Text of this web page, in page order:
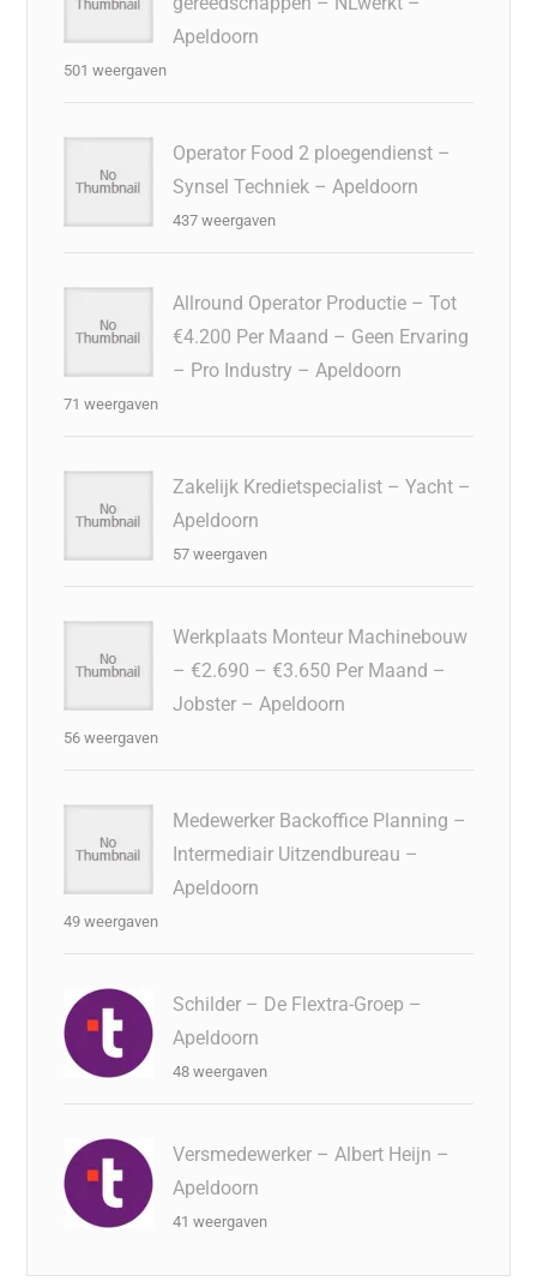
Apeldoorn
501 weergaven
Operator Food 2 ploegendienst –
Synsel Techniek – Apeldoorn
437 weergaven
Allround Operator Productie – Tot
€4.200 Per Maand – Geen Ervaring
– Pro Industry – Apeldoorn
71 weergaven
Zakelijk Kredietspecialist – Yacht –
Apeldoorn
57 weergaven
Werkplaats Monteur Machinebouw
– €2.690 – €3.650 Per Maand –
Jobster – Apeldoorn
56 weergaven
Medewerker Backoffice Planning –
Intermediair Uitzendbureau –
Apeldoorn
49 weergaven
Schilder – De Flextra-Groep –
Apeldoorn
48 weergaven
Versmedewerker – Albert Heijn –
Apeldoorn
41 weergaven